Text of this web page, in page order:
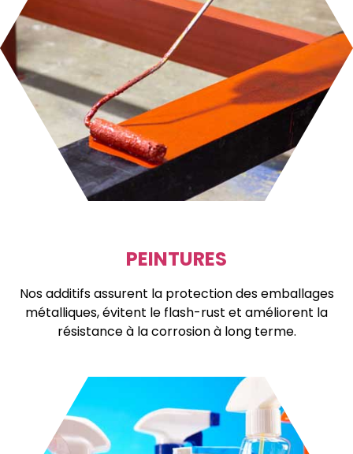
PEINTURES
Nos additifs assurent la protection des emballages
métalliques, évitent le flash-rust et améliorent la
résistance à la corrosion à long terme.